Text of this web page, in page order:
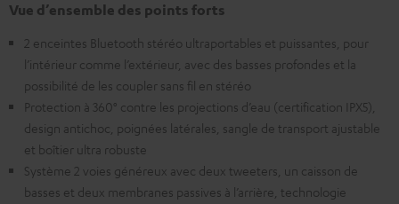
Vue d’ensemble des points forts
2 enceintes Bluetooth stéréo ultraportables et puissantes, pour
l’intérieur comme l’extérieur, avec des basses profondes et la
possibilité de les coupler sans fil en stéréo
Protection à 360° contre les projections d’eau (certification IPX5),
design antichoc, poignées latérales, sangle de transport ajustable
et boîtier ultra robuste
Système 2 voies généreux avec deux tweeters, un caisson de
basses et deux membranes passives à l’arrière, technologie